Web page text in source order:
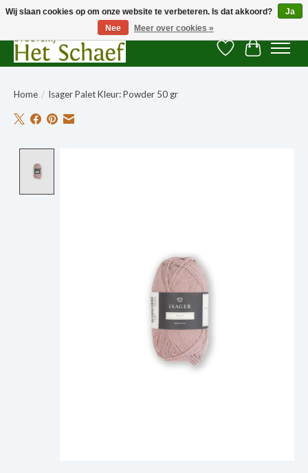
Verlanglijst
Home / Isager Palet Kleur: Powder 50 gr
Wij slaan cookies op om onze website te verbeteren. Is dat akkoord?
Ja
Nee
Meer over cookies »